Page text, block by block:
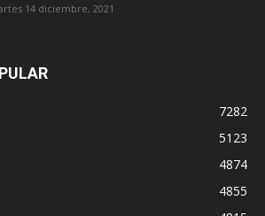
14 diciembre, 2021
7282
5123
4874
4855